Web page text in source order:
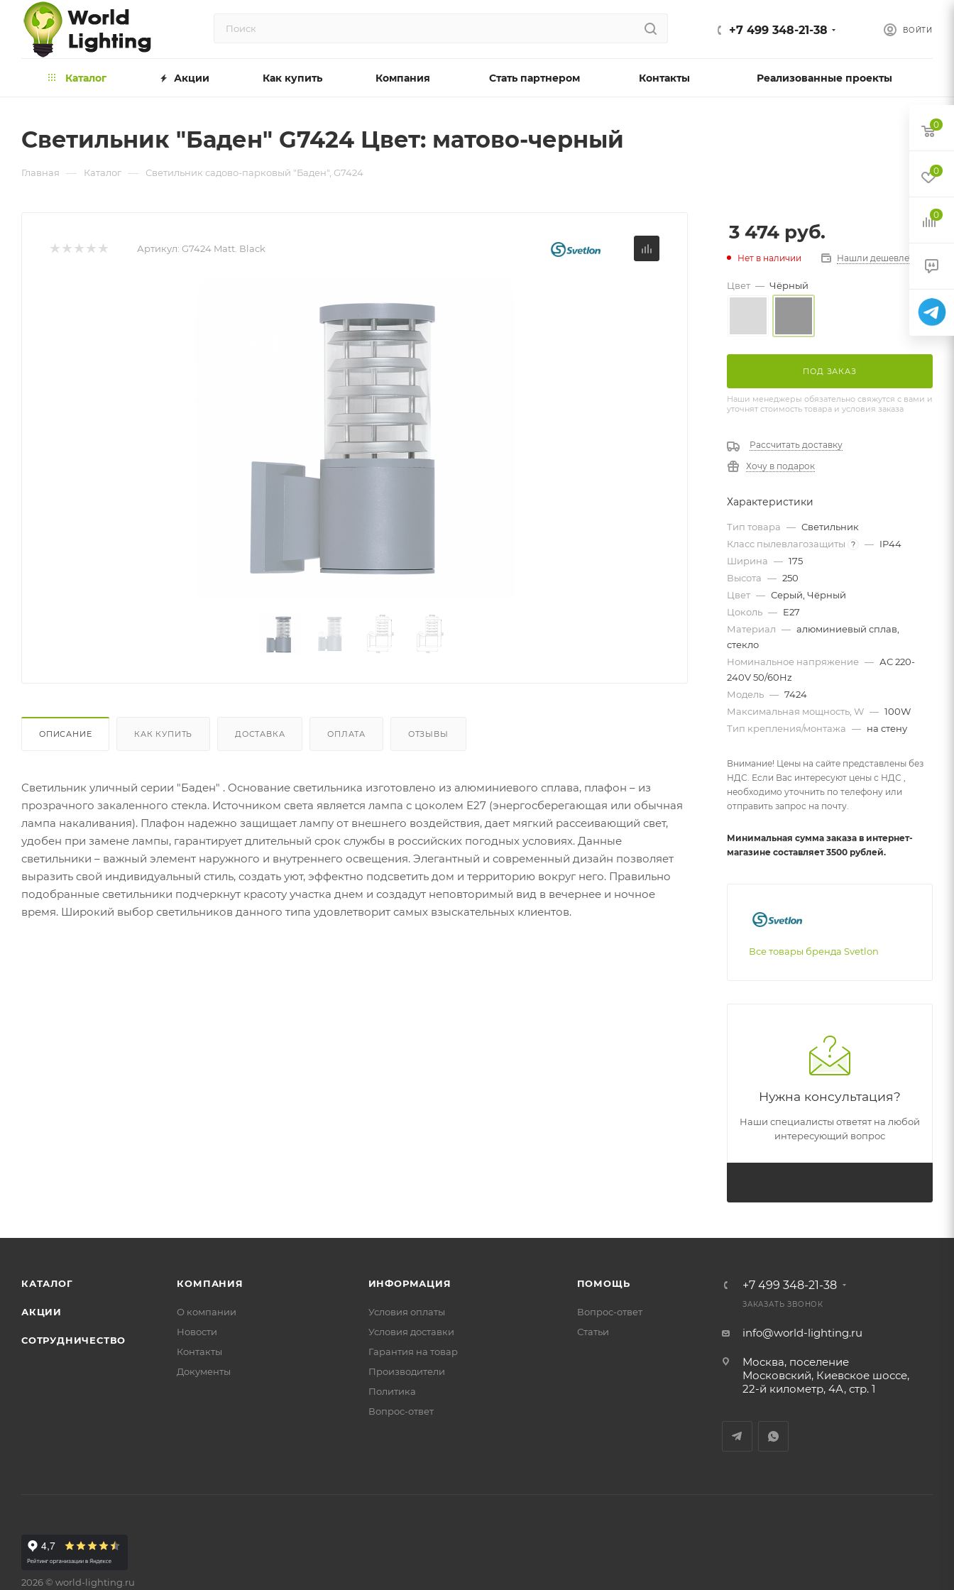
ВОЙТИ
+7 499 348-21-38
Каталог Акции Как купить Компания Стать партнером Контакты Реализованные проекты
Светильник "Баден" G7424 Цвет: матово-черный
Главная — Каталог — Светильник садово-парковый "Баден", G7424
Артикул: G7424 Matt. Вlack
ОПИСАНИЕ КАК КУПИТЬ ДОСТАВКА ОПЛАТА ОТЗЫВЫ
Светильник уличный серии "Баден" . Основание светильника изготовлено из алюминиевого сплава, плафон – из
прозрачного закаленного стекла. Источником света является лампа с цоколем E27 (энергосберегающая или обычная
лампа накаливания). Плафон надежно защищает лампу от внешнего воздействия, дает мягкий рассеивающий свет,
удобен при замене лампы, гарантирует длительный срок службы в российских погодных условиях. Данные
светильники – важный элемент наружного и внутреннего освещения. Элегантный и современный дизайн позволяет
выразить свой индивидуальный стиль, создать уют, эффектно подсветить дом и территорию вокруг него. Правильно
подобранные светильники подчеркнут красоту участка днем и создадут неповторимый вид в вечернее и ночное
время. Широкий выбор светильников данного типа удовлетворит самых взыскательных клиентов.
3 474 руб.
Нет в наличии Нашли дешевле?
Цвет — Чёрный
ПОД ЗАКАЗ
Наши менеджеры обязательно свяжутся с вами и
уточнят стоимость товара и условия заказа
Рассчитать доставку
Хочу в подарок
Характеристики
Тип товара — Светильник
Класс пылевлагозащиты
? — IP44
Ширина — 175
Высота — 250
Цвет — Серый, Чёрный
Цоколь — E27
Материал — алюминиевый сплав,
стекло
Номинальное напряжение — АС 220-
240V 50/60Hz
Модель — 7424
Максимальная мощность, W — 100W
Тип крепления/монтажа — на стену
Внимание! Цены на сайте представлены без
НДС. Если Вас интересуют цены с НДС ,
необходимо уточнить по телефону или
отправить запрос на почту.
Минимальная сумма заказа в интернет-
магазине составляет 3500 рублей.
Все товары бренда Svetlon
Нужна консультация?
Наши специалисты ответят на любой
интересующий вопрос
КАТАЛОГ
АКЦИИ
СОТРУДНИЧЕСТВО
КОМПАНИЯ
О компании
Новости
Контакты
Документы
ИНФОРМАЦИЯ
Условия оплаты
Условия доставки
Гарантия на товар
Производители
Политика
Вопрос-ответ
ПОМОЩЬ
Вопрос-ответ
Статьи
+7 499 348-21-38
ЗАКАЗАТЬ ЗВОНОК
info@world-lighting.ru
Москва, поселение
Московский, Киевское шоссе,
22-й километр, 4А, стр. 1
2026 © world-lighting.ru
0
0
0